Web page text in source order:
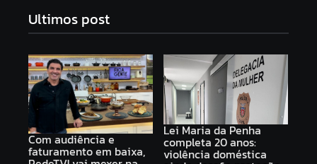
Ultimos post
Com audiência e
faturamento em baixa,
Lei Maria da Penha
completa 20 anos:
violência doméstica